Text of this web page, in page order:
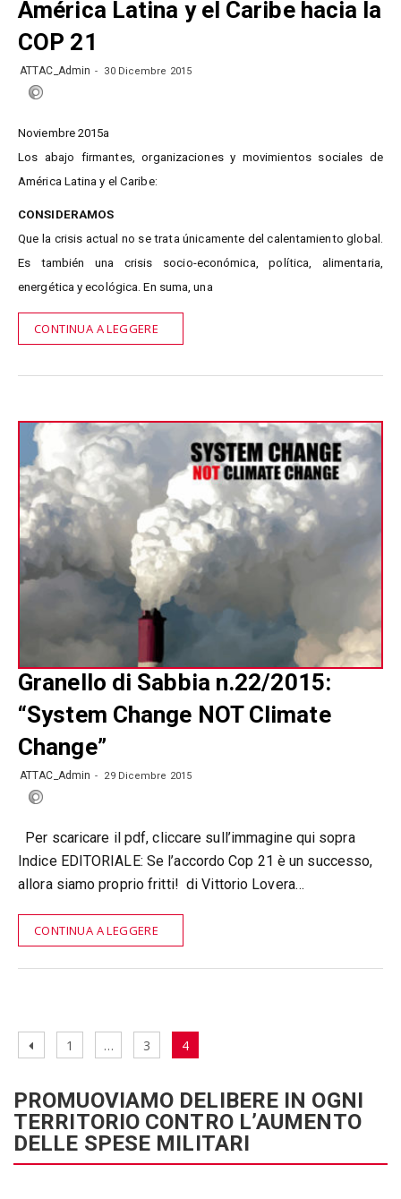
América Latina y el Caribe hacia la
COP 21
ATTAC_Admin 30 Dicembre 2015
Noviembre 2015a
Los abajo firmantes, organizaciones y movimientos sociales de
América Latina y el Caribe:
CONSIDERAMOS
Que la crisis actual no se trata únicamente del calentamiento global.
Es también una crisis socio-económica, política, alimentaria,
energética y ecológica. En suma, una
CONTINUA A LEGGERE
Granello di Sabbia n.22/2015:
“System Change NOT Climate
Change”
ATTAC_Admin 29 Dicembre 2015
Per scaricare il pdf, cliccare sull’immagine qui sopra
Indice EDITORIALE: Se l’accordo Cop 21 è un successo,
allora siamo proprio fritti! di Vittorio Lovera…
CONTINUA A LEGGERE
Navigazione
PaginaPagina
1 … Pagina
3 Pagina
4
PROMUOVIAMO DELIBERE IN OGNI
TERRITORIO CONTRO L’AUMENTO
DELLE SPESE MILITARI